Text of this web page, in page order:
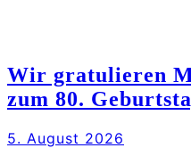
Wir gratulieren
zum 80.
5. August 2026